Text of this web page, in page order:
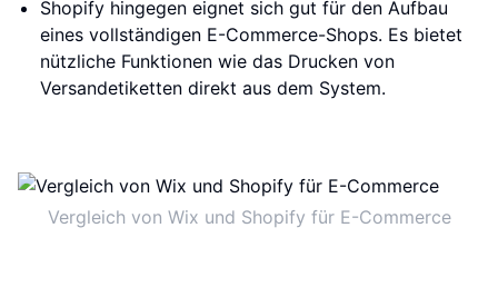
Shopify hingegen eignet sich gut für den Aufbau
eines vollständigen E-Commerce-Shops. Es bietet
nützliche Funktionen wie das Drucken von
Versandetiketten direkt aus dem System.
Vergleich von Wix und Shopify für E-Commerce